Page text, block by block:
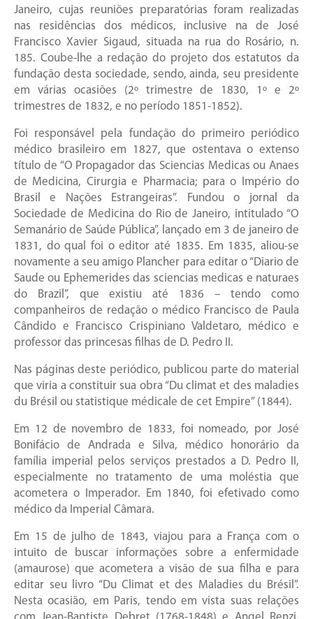
Janeiro, cujas reuniões preparatórias foram realizadas
nas residências dos médicos, inclusive na de José
Francisco Xavier Sigaud, situada na rua do Rosário, n.
185. Coube-lhe a redação do projeto dos estatutos da
fundação desta sociedade, sendo, ainda, seu presidente
em várias ocasiões (2º trimestre de 1830, 1º e 2º
trimestres de 1832, e no período 1851-1852).
Foi responsável pela fundação do primeiro periódico
médico brasileiro em 1827, que ostentava o extenso
título de “O Propagador das Sciencias Medicas ou Anaes
de Medicina, Cirurgia e Pharmacia; para o Império do
Brasil e Nações Estrangeiras”. Fundou o jornal da
Sociedade de Medicina do Rio de Janeiro, intitulado “O
Semanário de Saúde Pública”, lançado em 3 de janeiro de
1831, do qual foi o editor até 1835. Em 1835, aliou-se
novamente a seu amigo Plancher para editar o “Diario de
Saude ou Ephemerides das sciencias medicas e naturaes
do Brazil”, que existiu até 1836 – tendo como
companheiros de redação o médico Francisco de Paula
Cândido e Francisco Crispiniano Valdetaro, médico e
professor das princesas filhas de D. Pedro II.
Nas páginas deste periódico, publicou parte do material
que viria a constituir sua obra “Du climat et des maladies
du Brésil ou statistique médicale de cet Empire” (1844).
Em 12 de novembro de 1833, foi nomeado, por José
Bonifácio de Andrada e Silva, médico honorário da
família imperial pelos serviços prestados a D. Pedro II,
especialmente no tratamento de uma moléstia que
acometera o Imperador. Em 1840, foi efetivado como
médico da Imperial Câmara.
Em 15 de julho de 1843, viajou para a França com o
intuito de buscar informações sobre a enfermidade
(amaurose) que acometera a visão de sua filha e para
editar seu livro “Du Climat et des Maladies du Brésil”.
Nesta ocasião, em Paris, tendo em vista suas relações